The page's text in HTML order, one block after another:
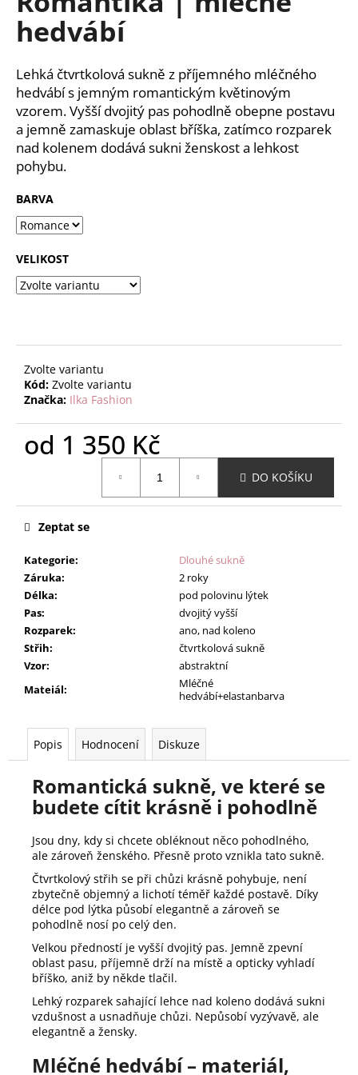
5
hvězdiček.
hedvábí
Lehká čtvrtkolová sukně z příjemného mléčného
hedvábí s jemným romantickým květinovým
vzorem. Vyšší dvojitý pas pohodlně obepne postavu
a jemně zamaskuje oblast bříška, zatímco rozparek
nad kolenem dodává sukni ženskost a lehkost
pohybu.
BARVA
VELIKOST
Zvolte variantu
Kód: Zvolte variantu
Značka: Ilka Fashion
od 1 350 Kč
DO KOŠÍKU
Kategorie:
Dlouhé sukně
Záruka:
2 roky
Délka:
pod polovinu lýtek
Pas:
dvojitý vyšší
Rozparek:
ano, nad koleno
Střih:
čtvrtkolová sukně
Vzor:
abstraktní
Mateiál:
Mléčné
hedvábí+elastanbarva
Zeptat se
Popis Hodnocení Diskuze
Romantická sukně, ve které se
budete cítit krásně i pohodlně
Jsou dny, kdy si chcete obléknout něco pohodlného,
ale zároveň ženského. Přesně proto vznikla tato sukně.
Čtvrtkolový střih se při chůzi krásně pohybuje, není
zbytečně objemný a lichotí téměř každé postavě. Díky
délce pod lýtka působí elegantně a zároveň se
pohodlně nosí po celý den.
Velkou předností je vyšší dvojitý pas. Jemně zpevní
oblast pasu, příjemně drží na místě a opticky vyhladí
bříško, aniž by někde tlačil.
Lehký rozparek sahající lehce nad koleno dodává sukni
vzdušnost a usnadňuje chůzi. Nepůsobí vyzývavě, ale
elegantně a žensky.
Mléčné hedvábí – materiál,
u
j
m
e